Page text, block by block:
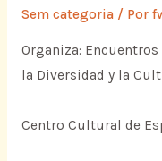
Sem categoria/ Por
Organiza:
la Diversidad y la
Centro Cultural de